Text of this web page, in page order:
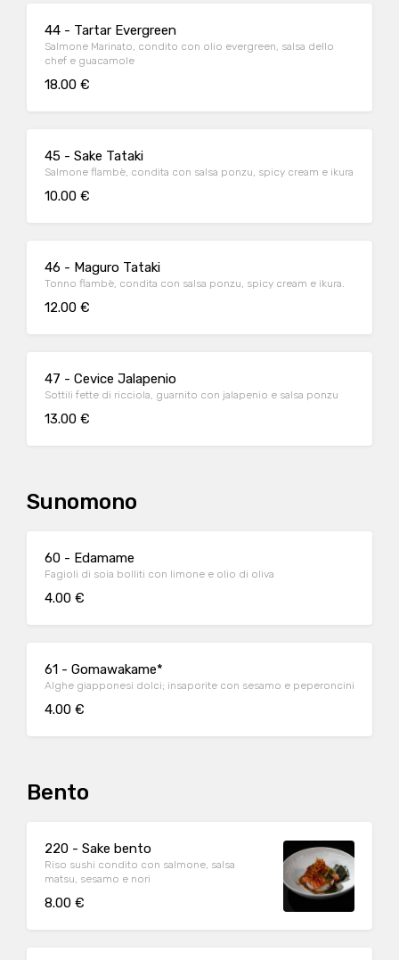
44 - Tartar Evergreen
Salmone Marinato, condito con olio evergreen, salsa dello
chef e guacamole
18.00 €
45 - Sake Tataki
Salmone flambè, condita con salsa ponzu, spicy cream e ikura
10.00 €
46 - Maguro Tataki
Tonno flambè, condita con salsa ponzu, spicy cream e ikura.
12.00 €
47 - Cevice Jalapenio
Sottili fette di ricciola, guarnito con jalapenio e salsa ponzu
13.00 €
Sunomono
60 - Edamame
Fagioli di soia bolliti con limone e olio di oliva
4.00 €
61 - Gomawakame*
Alghe giapponesi dolci; insaporite con sesamo e peperoncini
4.00 €
Bento
220 - Sake bento
Riso sushi condito con salmone, salsa
matsu, sesamo e nori
8.00 €